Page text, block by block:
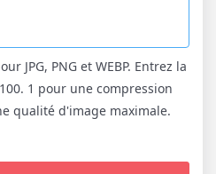
JPG, PNG et WEBP. Entrez la
1 pour une compression
qualité d'image maximale.